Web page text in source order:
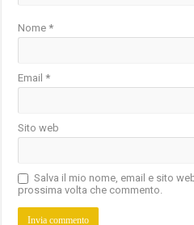
Nome*
Email*
Sito web
Salva il mio nome, email e sito
prossima volta che commento.